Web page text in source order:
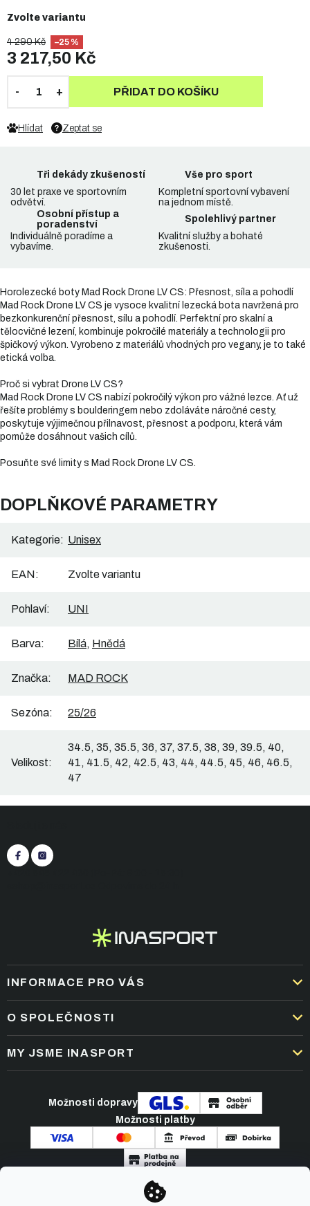
4 290 Kč –25 %
3 217,50 Kč
Zvolte variantu
PŘIDAT DO KOŠÍKU
Zeptat se
Hlídat
Tři dekády zkušeností
30 let praxe ve sportovním
odvětví.
Vše pro sport
Kompletní sportovní vybavení
na jednom místě.
Osobní přístup a
poradenství
Individuálně poradíme a
vybavíme.
Spolehlivý partner
Kvalitní služby a bohaté
zkušenosti.
Horolezecké boty Mad Rock Drone LV CS: Přesnost, síla a pohodlí
Mad Rock Drone LV CS je vysoce kvalitní lezecká bota navržená pro
bezkonkurenční přesnost, sílu a pohodlí. Perfektní pro skalní a
tělocvičné lezení, kombinuje pokročilé materiály a technologii pro
špičkový výkon. Vyrobeno z materiálů vhodných pro vegany, je to také
etická volba.
Proč si vybrat Drone LV CS?
Mad Rock Drone LV CS nabízí pokročilý výkon pro vážné lezce. Ať už
řešíte problémy s boulderingem nebo zdoláváte náročné cesty,
poskytuje výjimečnou přilnavost, přesnost a podporu, která vám
pomůže dosáhnout vašich cílů.
Posuňte své limity s Mad Rock Drone LV CS.
DOPLŇKOVÉ PARAMETRY
Kategorie: Unisex
EAN: Zvolte variantu
Pohlaví: UNI
Barva: Bílá, Hnědá
Značka: MAD ROCK
Sezóna: 25/26
Velikost:
34.5, 35, 35.5, 36, 37, 37.5, 38, 39, 39.5, 40,
41, 41.5, 42, 42.5, 43, 44, 44.5, 45, 46, 46.5,
47
a
INFORMACE PRO VÁS
DOPRAVA A PLATBA
OBCHODNÍ PODMÍNKY
REKLAMACE A VRÁCENÍ ZBOŽÍ
PODMÍNKY AKCÍ
O SPOLEČNOSTI
KARIÉRA
NEJČASTĚJŠÍ OTÁZKY
MY JSME INASPORT
ČLÁNKY A NOVINKY
KONTAKT
Možnosti dopravy
Možnosti platby